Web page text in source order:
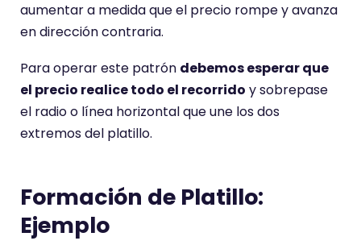
aumentar a medida que el precio rompe y avanza
en dirección contraria.
Para operar este patrón debemos esperar que
el precio realice todo el recorrido y sobrepase
el radio o línea horizontal que une los dos
extremos del platillo.
Formación de Platillo:
Ejemplo